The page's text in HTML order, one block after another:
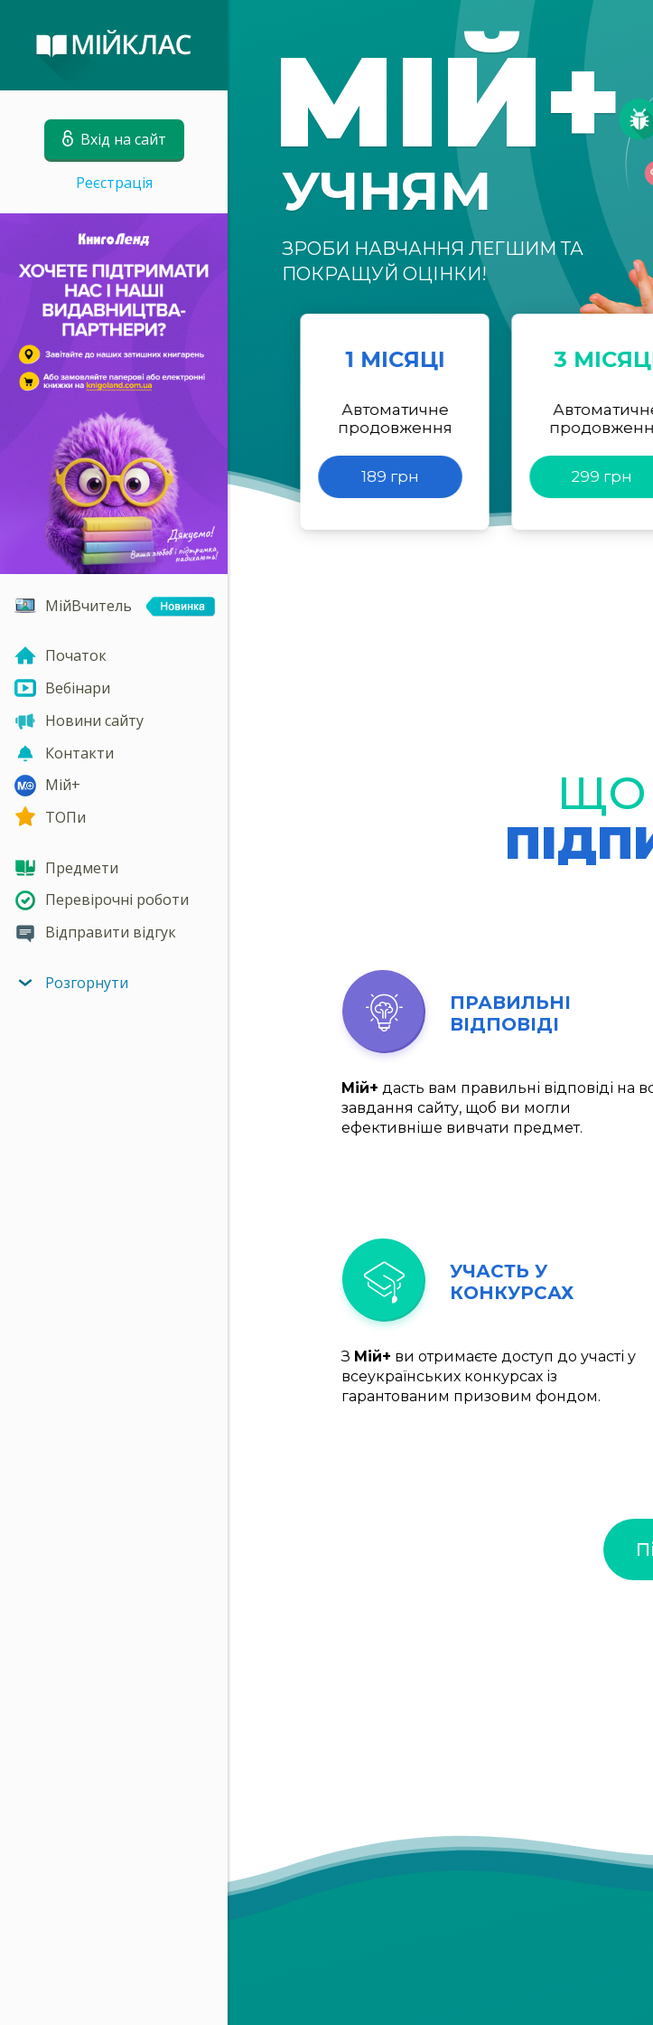
Вхід на сайт
Реєстрація
МійВчитель
Початок
Вебінари
Новини сайту
Контакти
Мій+
ТОПи
Предмети
Перевірочні роботи
Відправити відгук
Розгорнути
МІЙ+
УЧНЯМ
ЗРОБИ НАВЧАННЯ ЛЕГШИМ ТА
ПОКРАЩУЙ ОЦІНКИ!
1 МІСЯЦІ
Автоматичне
продовження
189 грн
3
299 грн
ЩО
ПРАВИЛЬНІ
ВІДПОВІДІ
Мій+ дасть вам правильні відповіді на
завдання сайту, щоб ви могли
ефективніше вивчати предмет.
УЧАСТЬ У
КОНКУРСАХ
З Мій+ ви отримаєте доступ до участі у
всеукраїнських конкурсах із
гарантованим призовим фондом.